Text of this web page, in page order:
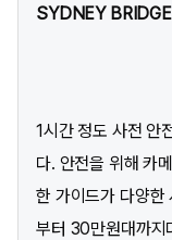
SYDNEY
1시간 정도 사전 안
다. 안전을 위해 카
한 가이드가 다양한
부터 30만원대까지